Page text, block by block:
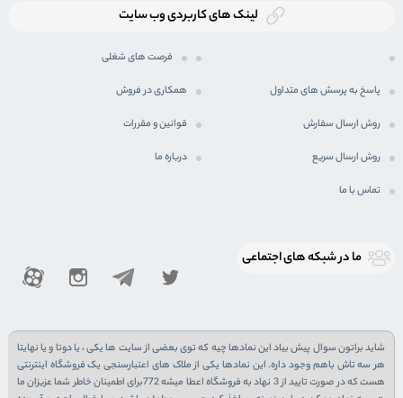
لینک های کاربردی وب سایت
فرصت های شغلی
پاسخ به پرسش های متداول همکاری در فروش
روش ارسال سفارش قوانین و مقررات
روش ارسال سریع درباره ما
تماس با ما
ما در شبكه های اجتماعی
شاید براتون سوال پیش بیاد این نمادها چیه که توی بعضی از سایت ها یکی ، یا دوتا و یا نهایتا
هر سه تاش باهم وجود داره. این نمادها یکی از ملاک های اعتبارسنجی یک فروشگاه اینترنتی
هست که در صورت تایید از 3 نهاد به فروشگاه اعطا میشه 772برای اطمینان خاطر شما عزیزان ما